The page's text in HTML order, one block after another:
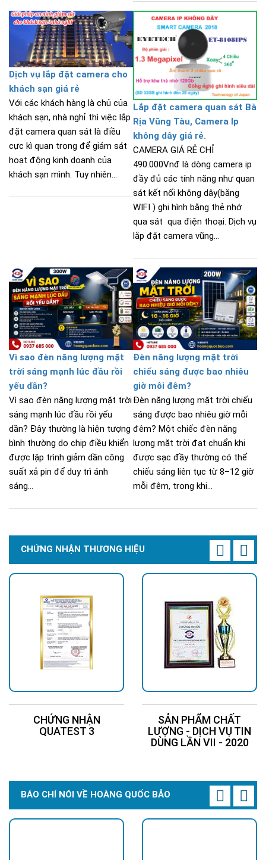
Dịch vụ lắp đặt camera cho
khách sạn giá rẻ
Với các khách hàng là chủ của
khách sạn, nhà nghỉ thì việc lắp
đặt camera quan sát là điều
cực kì quan trọng để giám sát
hoạt động kinh doanh của
khách sạn mình. Tuy nhiên...
Lắp đặt camera quan sát Bà
Rịa Vũng Tàu, Camera Ip
không dây giá rẻ.
CAMERA GIÁ RẺ CHỈ
490.000Vnđ là dòng camera ip
đầy đủ các tính năng như quan
sát kết nối không dây(bằng
WIFI ) ghi hình bằng thẻ nhớ
qua sát qua điện thoại. Dịch vụ
lắp đặt camera vũng...
Vì sao đèn năng lượng mặt
trời sáng mạnh lúc đầu rồi
yếu dần?
Vì sao đèn năng lượng mặt trời
sáng mạnh lúc đầu rồi yếu
dần? Đây thường là hiện tượng
bình thường do chip điều khiển
được lập trình giảm dần công
suất xả pin để duy trì ánh
sáng...
Đèn năng lượng mặt trời
chiếu sáng được bao nhiêu
giờ mỗi đêm?
Đèn năng lượng mặt trời chiếu
sáng được bao nhiêu giờ mỗi
đêm? Một chiếc đèn năng
lượng mặt trời đạt chuẩn khi
được sạc đầy thường có thể
chiếu sáng liên tục từ 8–12 giờ
mỗi đêm, trong khi...
CHỨNG NHẬN THƯƠNG HIỆU
CHỨNG NHẬN
QUATEST 3
SẢN PHẨM CHẤT
LƯỢNG - DỊCH VỤ TIN
DÙNG LẦN VII - 2020
BÁO CHÍ NÓI VỀ HOÀNG QUỐC BẢO